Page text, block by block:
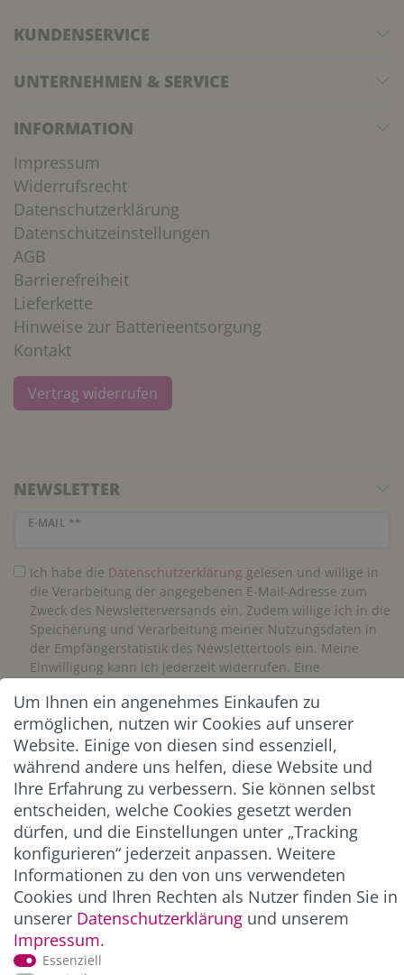
KUNDENSERVICE
UNTERNEHMEN & SERVICE
INFORMATION
Impressum
Widerrufsrecht
Datenschutzerklärung
Datenschutzeinstellungen
AGB
Barrierefreiheit
Lieferkette
Hinweise zur Batterieentsorgung
Kontakt
Vertrag widerrufen
NEWSLETTER
E-MAIL **
Newsletter Honig
Ich habe die Daten­schutz­erklärung gelesen und willige in
die Verarbeitung der angegebenen E-Mail-Adresse zum
Zweck des Newsletterversands ein. Zudem willige ich in die
Speicherung und Verarbeitung meiner Nutzungsdaten in
der Empfängerstatistik des Newslettertools ein. Meine
Einwilligung kann ich jederzeit widerrufen. Eine
Abonnieren
** Hierbei handelt es sich um ein Pflichtfeld.
ZAHLUNG & VERSAND
Um Ihnen ein angenehmes Einkaufen zu
ermöglichen, nutzen wir Cookies auf unserer
Website. Einige von diesen sind essenziell,
während andere uns helfen, diese Website und
Ihre Erfahrung zu verbessern. Sie können selbst
entscheiden, welche Cookies gesetzt werden
dürfen, und die Einstellungen unter „Tracking
konfigurieren“ jederzeit anpassen. Weitere
Informationen zu den von uns verwendeten
Cookies und Ihren Rechten als Nutzer finden Sie in
unserer Daten­schutz­erklärung und unserem
Impressum.
Essenziell